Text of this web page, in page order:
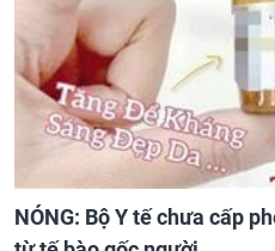
NÓNG: Bộ Y tế chưa cấp